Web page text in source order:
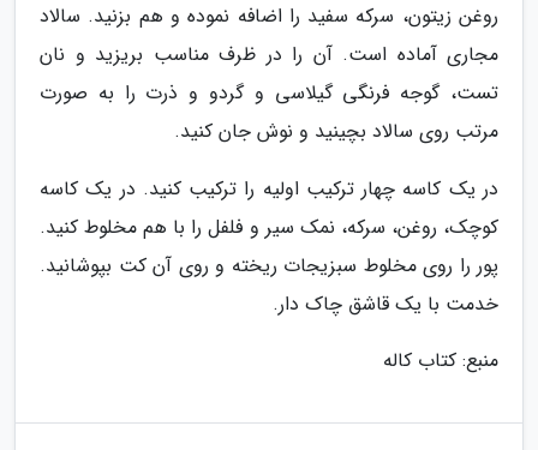
روغن زیتون، سرکه سفید را اضافه نموده و هم بزنید. سالاد
مجاری آماده است. آن را در ظرف مناسب بریزید و نان
تست، گوجه فرنگی گیلاسی و گردو و ذرت را به صورت
مرتب روی سالاد بچینید و نوش جان کنید.
در یک کاسه چهار ترکیب اولیه را ترکیب کنید. در یک کاسه
کوچک، روغن، سرکه، نمک سیر و فلفل را با هم مخلوط کنید.
پور را روی مخلوط سبزیجات ریخته و روی آن کت بپوشانید.
خدمت با یک قاشق چاک دار.
منبع: کتاب کاله